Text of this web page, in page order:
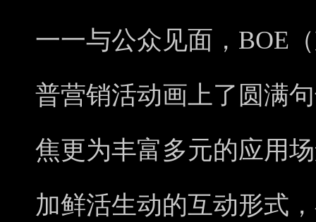
一一与公众见面，BOE
普营销活动画上了圆满
焦更为丰富多元的应用
加鲜活生动的互动形式